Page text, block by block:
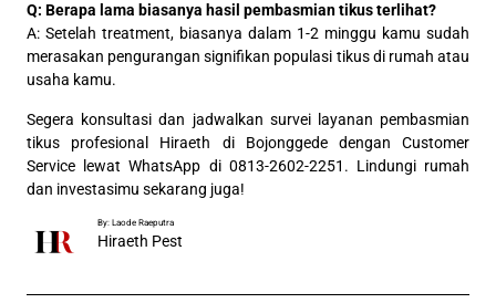
Q: Berapa lama biasanya hasil pembasmian tikus terlihat?
A: Setelah treatment, biasanya dalam 1-2 minggu kamu sudah
merasakan pengurangan signifikan populasi tikus di rumah atau
usaha kamu.
Segera konsultasi dan jadwalkan survei layanan pembasmian
tikus profesional Hiraeth di Bojonggede dengan Customer
Service lewat WhatsApp di 0813-2602-2251. Lindungi rumah
dan investasimu sekarang juga!
By: Laode Raeputra
Hiraeth Pest